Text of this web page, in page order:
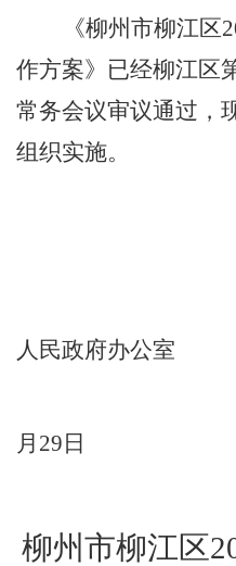
《柳州市柳江区
作方案》已经柳江区
常务会议审议通过，
组织实施。
人民政府办公室
月 29 日
柳州市柳江区